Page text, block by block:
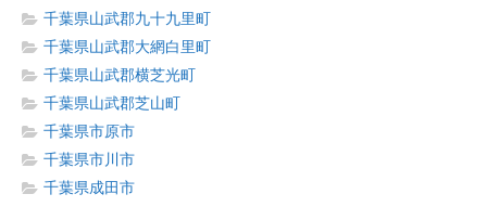
千葉県山武郡九十九里町
千葉県山武郡大網白里町
千葉県山武郡横芝光町
千葉県山武郡芝山町
千葉県市原市
千葉県市川市
千葉県成田市